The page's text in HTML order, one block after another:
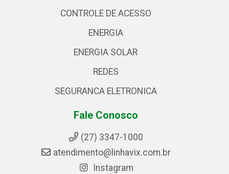
CONTROLE DE ACESSO
ENERGIA
ENERGIA SOLAR
REDES
SEGURANCA ELETRONICA
Fale Conosco
(27) 3347-1000
atendimento@linhavix.com.br
Instagram